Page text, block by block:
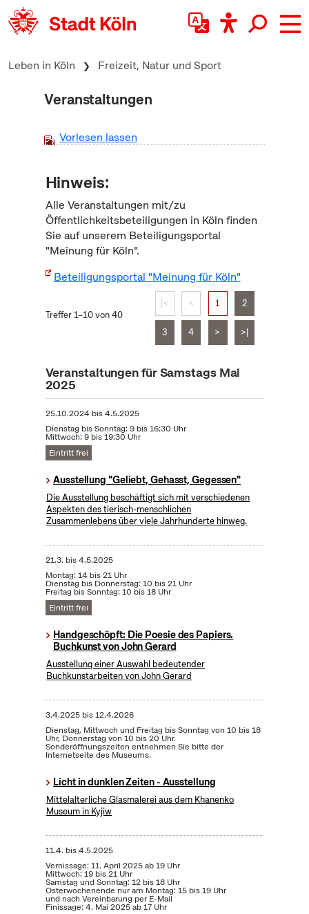
zum Inhalt springen
Leben in Köln Freizeit, Natur und Sport
Veranstaltungen
Vorlesen lassen
Hinweis:
Alle Veranstaltungen mit/zu
Öffentlichkeitsbeteiligungen in Köln finden
Sie auf unserem Beteiligungsportal
"Meinung für Köln".
Beteiligungsportal "Meinung für Köln"
Treffer 1–10 von 40
|< < 1 2
3 4 > >|
Veranstaltungen für Samstags Mai
2025
25.10.2024 bis4.5.2025
Dienstag bis Sonntag: 9 bis 16:30 Uhr
Mittwoch: 9 bis 19:30 Uhr
Eintritt frei
Ausstellung "Geliebt, Gehasst, Gegessen"
Die Ausstellung beschäftigt sich mit verschiedenen
Aspekten des tierisch-menschlichen
Zusammenlebens über viele Jahrhunderte hinweg.
21.3. bis4.5.2025
Montag: 14 bis 21 Uhr
Dienstag bis Donnerstag: 10 bis 21 Uhr
Freitag bis Sonntag: 10 bis 18 Uhr
Eintritt frei
Handgeschöpft: Die Poesie des Papiers.
Buchkunst von John Gerard
Ausstellung einer Auswahl bedeutender
Buchkunstarbeiten von John Gerard
3.4.2025bis12.4.2026
Dienstag, Mittwoch und Freitag bis Sonntag von 10 bis 18
Uhr, Donnerstag von 10 bis 20 Uhr.
Sonderöffnungszeiten entnehmen Sie bitte der
Internetseite des Museums.
Licht in dunklen Zeiten - Ausstellung
Mittelalterliche Glasmalerei aus dem Khanenko
Museum in Kyjiw
11.4. bis4.5.2025
Vernissage: 11. April 2025 ab 19 Uhr
Mittwoch: 19 bis 21 Uhr
Samstag und Sonntag: 12 bis 18 Uhr
Osterwochenende nur am Montag: 15 bis 19 Uhr
und nach Vereinbarung per E-Mail
Finissage: 4. Mai 2025 ab 17 Uhr